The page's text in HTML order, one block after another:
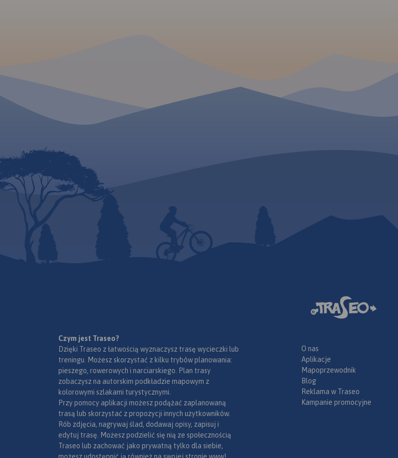
Czym jest Traseo?
Dzięki Traseo z łatwością wyznaczysz trasę wycieczki lub
treningu. Możesz skorzystać z kilku trybów planowania:
pieszego, rowerowych i narciarskiego. Plan trasy
zobaczysz na autorskim podkładzie mapowym z
kolorowymi szlakami turystycznymi.
Przy pomocy aplikacji możesz podążać zaplanowaną
trasą lub skorzystać z propozycji innych użytkowników.
Rób zdjęcia, nagrywaj ślad, dodawaj opisy, zapisuj i
edytuj trasę. Możesz podzielić się nią ze społecznością
Traseo lub zachować jako prywatną tylko dla siebie,
możesz udostępnić ją również na swojej stronie www!
O nas
Aplikacje
Mapoprzewodnik
Blog
Reklama w Traseo
Kampanie promocyjne